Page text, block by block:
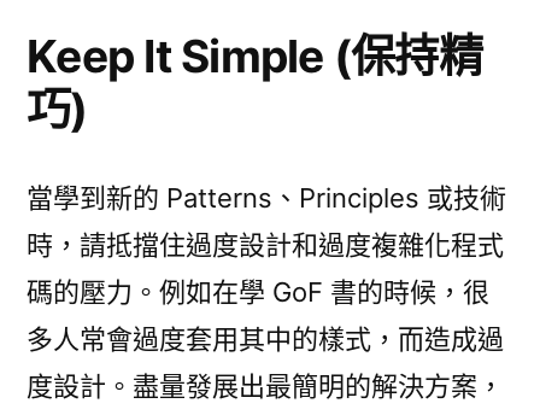
Keep It Simple (保持精
巧)
當學到新的 Patterns、Principles 或技術
時，請抵擋住過度設計和過度複雜化程式
碼的壓力。例如在學 GoF 書的時候，很
多人常會過度套用其中的樣式，而造成過
度設計。盡量發展出最簡明的解決方案，